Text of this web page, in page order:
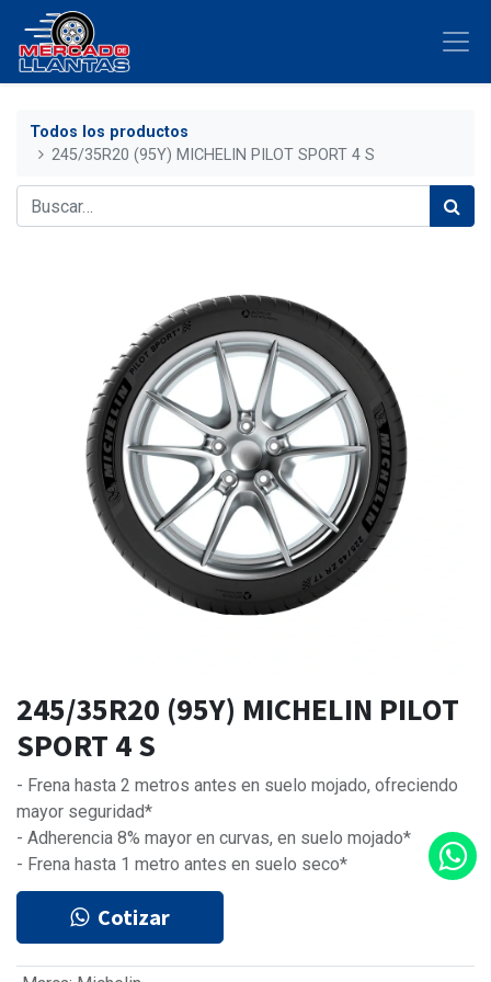
Todos los productos
245/35R20 (95Y) MICHELIN PILOT SPORT 4 S
245/35R20 (95Y) MICHELIN PILOT
SPORT 4 S
- Frena hasta 2 metros antes en suelo mojado, ofreciendo
mayor seguridad*
- Adherencia 8% mayor en curvas, en suelo mojado*
- Frena hasta 1 metro antes en suelo seco*
Cotizar